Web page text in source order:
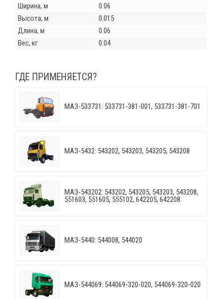
Ширина, м
0.06
Высота, м
0.015
Длина, м
0.06
Вес, кг
0.04
ГДЕ ПРИМЕНЯЕТСЯ?
МАЗ-533731: 533731-381-001, 533731-381-701
МАЗ-5432: 543202, 543203, 543205, 543208
МАЗ-543202: 543202, 543205, 543203, 543208,
551603, 551605, 555102, 642205, 642208
МАЗ-5440: 544008, 544020
МАЗ-544069: 544069-320-020, 544069-320-020